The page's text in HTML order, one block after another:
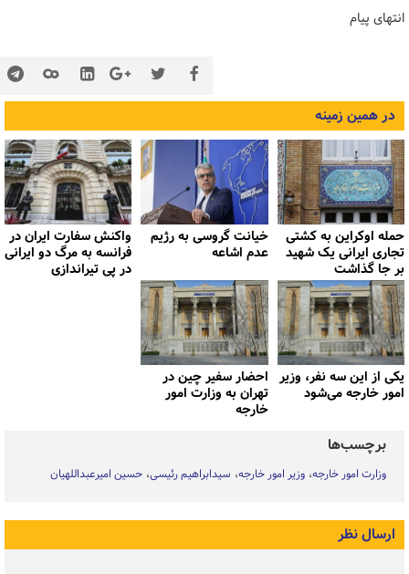
انتهای پیام
در همین زمینه
حمله اوکراین به کشتی
تجاری ایرانی یک شهید
بر جا گذاشت
خیانت گروسی به رژیم
عدم اشاعه
واکنش سفارت ایران در
فرانسه به مرگ دو ایرانی
در پی تیراندازی
یکی از این سه نفر، وزیر
امور خارجه می‌شود
احضار سفیر چین در
تهران به وزارت امور
خارجه
برچسب‌ها
وزارت امور خارجه وزیر امور خارجه سیدابراهیم رئیسی حسین امیرعبداللهیان
ارسال نظر